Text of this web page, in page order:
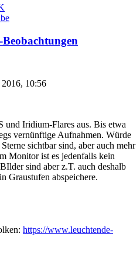
10:56
und Iridium-Flares aus. Bis etwa
vernünftige Aufnahmen. Würde
sichtbar sind, aber auch mehr
Monitor ist es jedenfalls kein
sind aber z.T. auch deshalb
Graustufen abspeichere.
https://www.leuchtende-